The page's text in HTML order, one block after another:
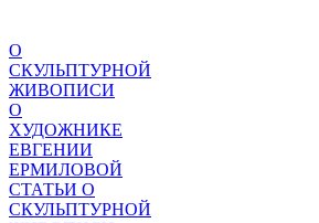
О
СКУЛЬПТУРНОЙ
ЖИВОПИСИ
О
ХУДОЖНИКЕ
ЕВГЕНИИ
ЕРМИЛОВОЙ
СТАТЬИ О
СКУЛЬПТУРНОЙ